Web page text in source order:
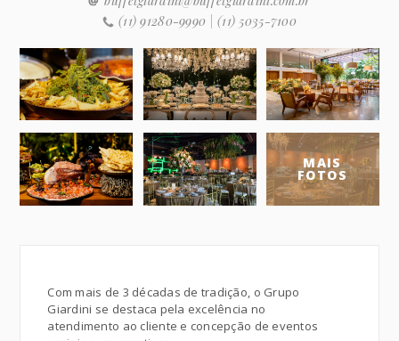
(11) 91280-9990 | (11) 5035-7100
MAIS
FOTOS
Com mais de 3 décadas de tradição, o Grupo
Giardini se destaca pela excelência no
atendimento ao cliente e concepção de eventos